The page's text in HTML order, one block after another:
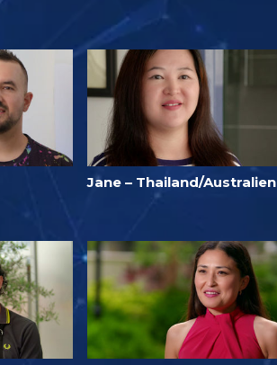
Jane – Thailand/Australien